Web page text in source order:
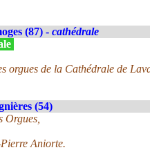
(87) - cathédrale
orgues de la Cathédrale de
(54)
Orgues,
Aniorte.